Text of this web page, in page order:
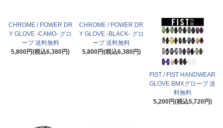
CHROME / POWER DR
Y GLOVE -CAMO- グロ
ーブ 送料無料
5,800円(税込6,380円)
CHROME / POWER DR
Y GLOVE -BLACK- グロ
ーブ 送料無料
5,800円(税込6,380円)
FIST / FIST HANDWEAR
GLOVE BMXグローブ 送
料無料
5,200円(税込5,720円)